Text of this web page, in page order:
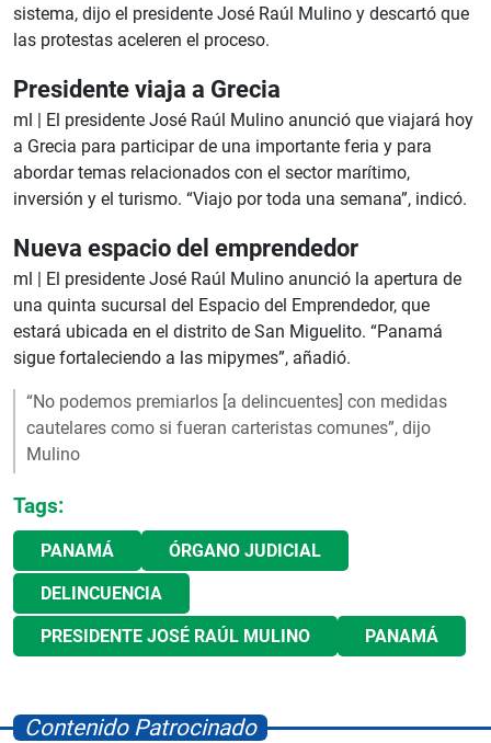
sistema, dijo el presidente José Raúl Mulino y descartó que
las protestas aceleren el proceso.
Presidente viaja a Grecia
ml |
El presidente José Raúl Mulino anunció que viajará hoy
a Grecia para participar de una importante feria y para
abordar temas relacionados con el sector marítimo,
inversión y el turismo. “Viajo por toda una semana”, indicó.
Nueva espacio del emprendedor
ml |
El presidente José Raúl Mulino anunció la apertura de
una quinta sucursal del Espacio del Emprendedor, que
estará ubicada en el distrito de San Miguelito. “Panamá
sigue fortaleciendo a las mipymes”, añadió.
“No podemos premiarlos [a delincuentes] con medidas
cautelares como si fueran carteristas comunes”, dijo
Mulino
Tags:
PANAMÁ ÓRGANO JUDICIAL
DELINCUENCIA
PRESIDENTE JOSÉ RAÚL MULINO PANAMÁ
Contenido Patrocinado